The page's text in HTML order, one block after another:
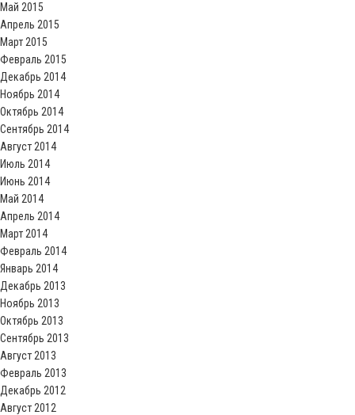
Май 2015
Апрель 2015
Март 2015
Февраль 2015
Декабрь 2014
Ноябрь 2014
Октябрь 2014
Сентябрь 2014
Август 2014
Июль 2014
Июнь 2014
Май 2014
Апрель 2014
Март 2014
Февраль 2014
Январь 2014
Декабрь 2013
Ноябрь 2013
Октябрь 2013
Сентябрь 2013
Август 2013
Февраль 2013
Декабрь 2012
Август 2012